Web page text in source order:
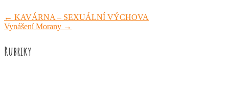
← KAVÁRNA – SEXUÁLNÍ VÝCHOVA
Vynášení Morany →
Rubriky